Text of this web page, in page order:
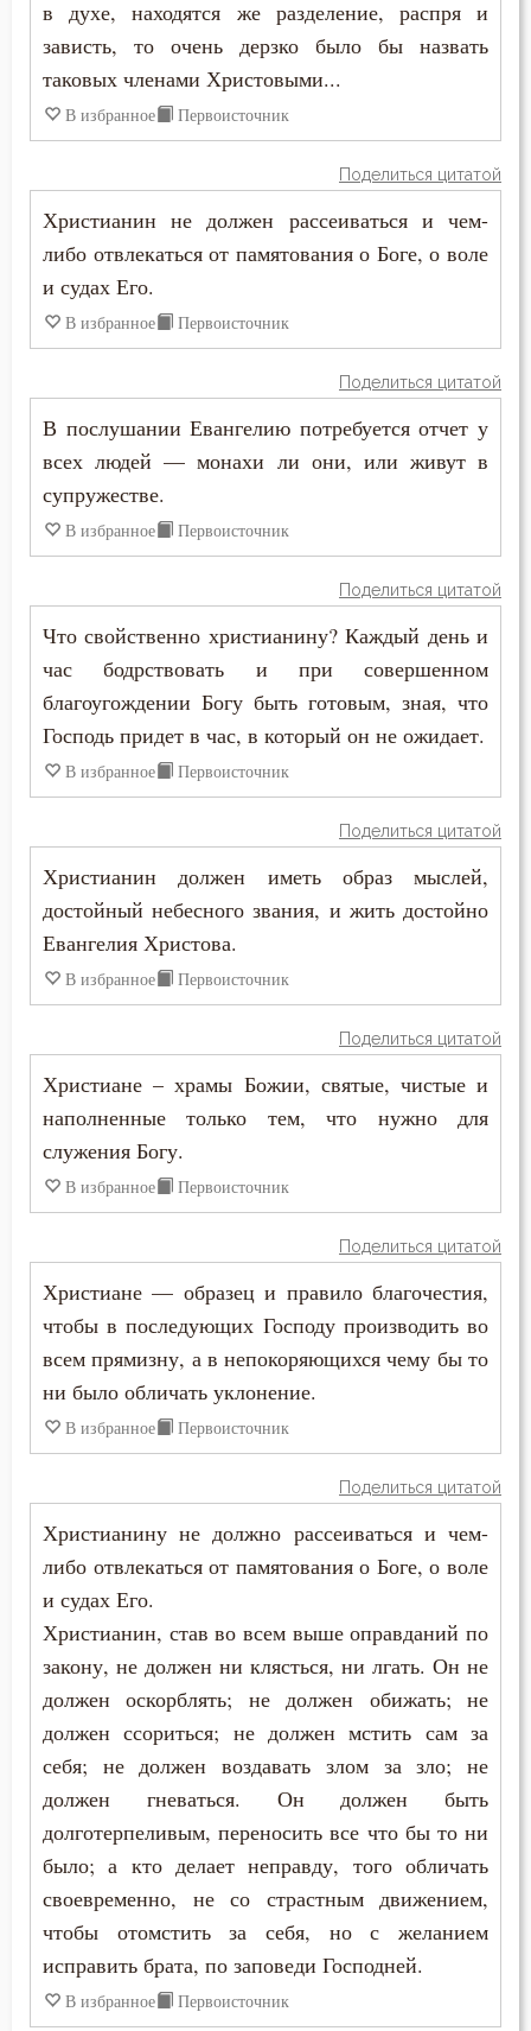
Колдовство
Кощунство
Красота
Крещение
Лицемерие
Ложь
Любовь
Любовь Божия
Любовь к Богу
Любомудрие
Мир
Молитва
Монах
Мудрость
Мысли
Надежда
Наказание
Наслаждение
Начальство
Ненависть
Обличение
Общение
Одежда
Оправдание себя
Осуждение
Отчаяние
Память
Печаль
Печаль по Богу
Никита Стифат
Никифор Уединенник
Никодим Святогорец
Никон Оптинский (Беляев)
Нил Синайский
Нил Сорский
Петр Дамаскин
Петр Московский
Поликарп Смирнский
Силуан Афонский
Симеон Благоговейный
Симеон Солунский
Тихон Задонский
Фалассий Ливийский
Феодор Студит
Феодорит Кирский
Феофан Затворник
Феофилакт Болгарский
Филарет Московский (Дроздов)
в духе, находятся же разделение, распря и
зависть, то очень дерзко было бы назвать
таковых членами Христовыми...
В избранное Первоисточник
Поделиться цитатой
Христианин не должен рассеиваться и чем-
либо отвлекаться от памятования о Боге, о воле
и судах Его.
В избранное Первоисточник
Поделиться цитатой
В послушании Евангелию потребуется отчет у
всех людей — монахи ли они, или живут в
супружестве.
В избранное Первоисточник
Поделиться цитатой
Что свойственно христианину? Каждый день и
час бодрствовать и при совершенном
благоугождении Богу быть готовым, зная, что
Господь придет в час, в который он не ожидает.
В избранное Первоисточник
Поделиться цитатой
Христианин должен иметь образ мыслей,
достойный небесного звания, и жить достойно
Евангелия Христова.
В избранное Первоисточник
Поделиться цитатой
Христиане – храмы Божии, святые, чистые и
наполненные только тем, что нужно для
служения Богу.
В избранное Первоисточник
Поделиться цитатой
Христиане — образец и правило благочестия,
чтобы в последующих Господу производить во
всем прямизну, а в непокоряющихся чему бы то
ни было обличать уклонение.
В избранное Первоисточник
Поделиться цитатой
Христианину не должно рассеиваться и чем-
либо отвлекаться от памятования о Боге, о воле
и судах Его.
Христианин, став во всем выше оправданий по
закону, не должен ни клясться, ни лгать. Он не
должен оскорблять; не должен обижать; не
должен ссориться; не должен мстить сам за
себя; не должен воздавать злом за зло; не
должен гневаться. Он должен быть
долготерпеливым, переносить все что бы то ни
было; а кто делает неправду, того обличать
своевременно, не со страстным движением,
чтобы отомстить за себя, но с желанием
исправить брата, по заповеди Господней.
В избранное Первоисточник